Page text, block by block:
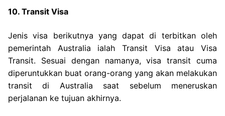
10. Transit Visa
Jenis visa berikutnya yang dapat di terbitkan oleh
pemerintah Australia ialah Transit Visa atau Visa
Transit. Sesuai dengan namanya, visa transit cuma
diperuntukkan buat orang-orang yang akan melakukan
transit di Australia saat sebelum meneruskan
perjalanan ke tujuan akhirnya.